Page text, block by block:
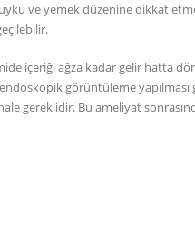
ve yemek düzenine dikkat
içeriği ağza kadar gelir hatta
görüntüleme
gereklidir. Bu ameliyat